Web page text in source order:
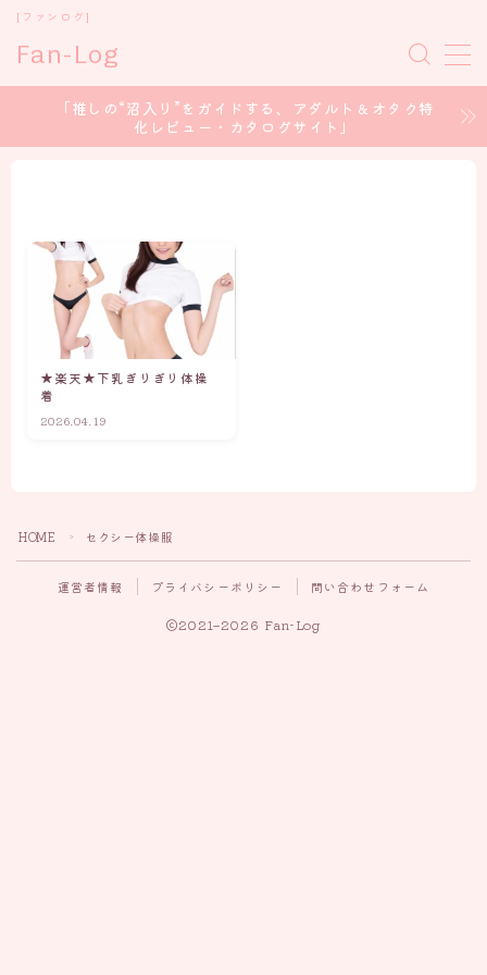
Fan-Log
[ファンログ]
ホーム
コスプレイヤー
アイドル/グラドル
声優 / voice Actor
「推しの“沼入り”をガイドする、アダルト＆オタク特
化レビュー・カタログサイト」
★楽天★下乳ぎりぎり体操
着
2026.04.19
HOME ＞ セクシー体操服
運営者情報 プライバシーポリシー 問い合わせフォーム
2021–2026 Fan-Log